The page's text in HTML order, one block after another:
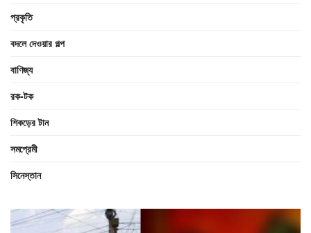
প্রকৃতি
বদলে দেওয়ার গল্প
বাণিজ্য
রক-টক
শিকড়ের টান
সমপ্রেমী
সিনেস্তান